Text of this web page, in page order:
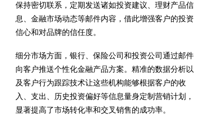
保持密切联系，定期发送诸如投资建议、理财产品信
息、金融市场动态等邮件内容，借此增强客户的投资
信心和对品牌的信任度。
细分市场方面，银行、保险公司和投资公司通过邮件
向客户推送个性化金融产品方案。精准的数据分析以
及客户行为跟踪技术让这些机构能够根据客户的收
入、支出、历史投资偏好等信息量身定制营销计划，
显著提高了市场转化率和交叉销售的成功率。